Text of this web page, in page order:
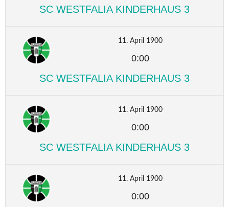
SC WESTFALIA KINDERHAUS 3
11. April 1900
0:00
SC WESTFALIA KINDERHAUS 3
11. April 1900
0:00
SC WESTFALIA KINDERHAUS 3
11. April 1900
0:00